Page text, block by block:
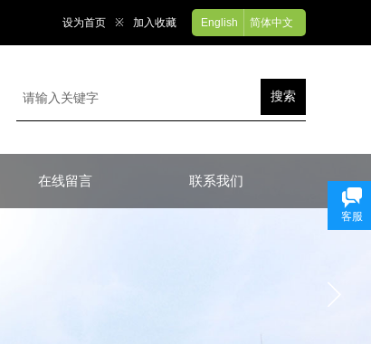
设为首页 ※ 加入收藏 English 简体中文
搜索
在线留言 联系我们
客服